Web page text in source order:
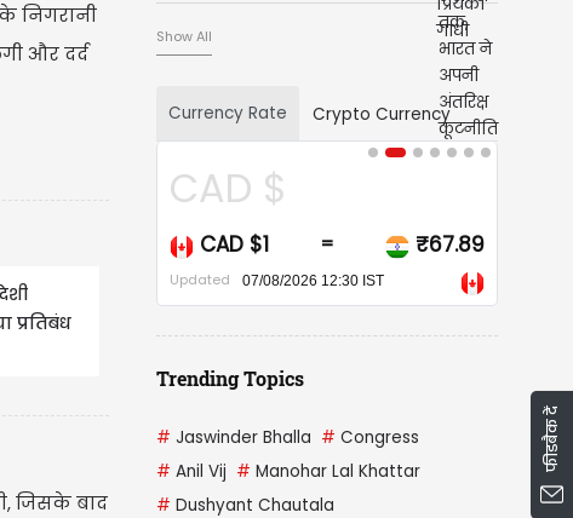
निगरानी
और दर्द
प्रतिबंध
जिसके बाद
Show All
Currency Rate Crypto Currency
CAD $
CAD $1 = ₹67.89
Updated 07/08/2026 12:30 IST
Trending Topics
# Jaswinder Bhalla # Congress
# Anil Vij # Manohar Lal Khattar
# Dushyant Chautala
फीडबैक दें